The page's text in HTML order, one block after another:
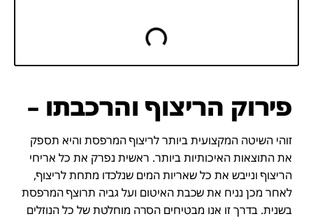
פירוק הריצוף והרכבתו –
זוהי השיטה המקצועית ביותר לריצוף המרפסת והיא תספק
את התוצאות האיכותיות ביותר. ראשית נפרק את כל אריחי
הריצוף ונייבש את כל שאריות המים שנלכדו מתחת לריצוף,
לאחר מכן נניח את שכבת האיטום ועל גביה תרוצף המרפסת
בשנית. בדרך זו אנו מבטיחים הסרה מוחלטת של כל הנוזלים